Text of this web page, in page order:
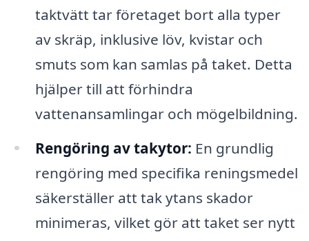
taktvätt tar företaget bort alla typer
av skräp, inklusive löv, kvistar och
smuts som kan samlas på taket. Detta
hjälper till att förhindra
vattenansamlingar och mögelbildning.
Rengöring av takytor: En grundlig
rengöring med specifika reningsmedel
säkerställer att tak ytans skador
minimeras, vilket gör att taket ser nytt